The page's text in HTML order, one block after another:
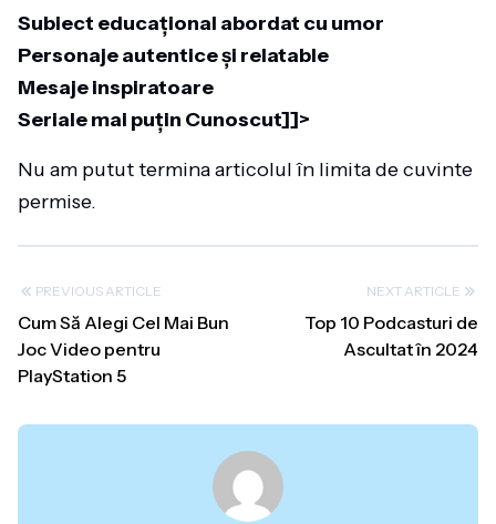
Subiect educațional abordat cu umor
Personaje autentice și relatable
Mesaje inspiratoare
Seriale mai puțin Cunoscut]]>
Nu am putut termina articolul în limita de cuvinte
permise.
PREVIOUS ARTICLE
Cum Să Alegi Cel Mai Bun
Joc Video pentru
PlayStation 5
NEXT ARTICLE
Top 10 Podcasturi de
Ascultat în 2024